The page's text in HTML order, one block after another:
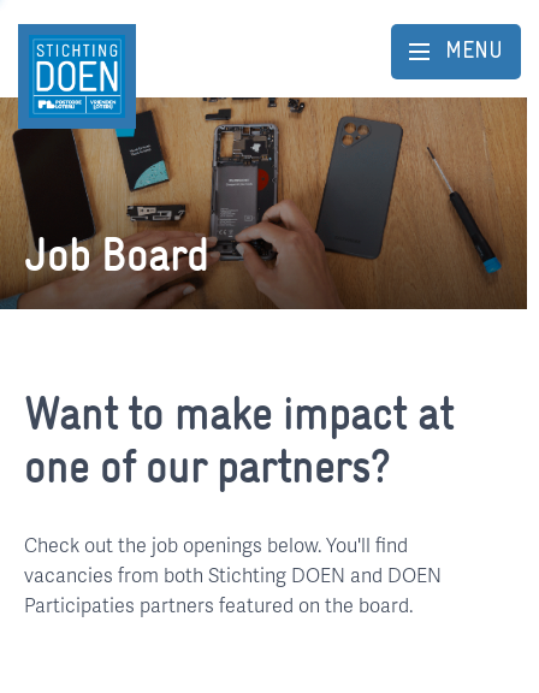
MENU
Job Board
Want to make impact at
one of our partners?
Check out the job openings below. You'll find
vacancies from both Stichting DOEN and DOEN
Participaties partners featured on the board.